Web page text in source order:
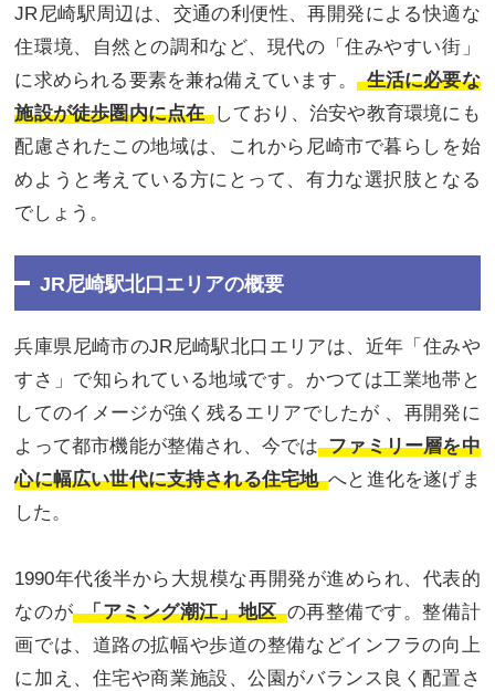
JR尼崎駅周辺は、交通の利便性、再開発による快適な
住環境、自然との調和など、現代の「住みやすい街」
に求められる要素を兼ね備えています。
生活に必要な
施設が徒歩圏内に点在
しており、治安や教育環境にも
配慮されたこの地域は、これから尼崎市で暮らしを始
めようと考えている方にとって、有力な選択肢となる
でしょう。
JR尼崎駅北口エリアの概要
兵庫県尼崎市のJR尼崎駅北口エリアは、近年「住みや
すさ」で知られている地域です。かつては工業地帯と
してのイメージが強く残るエリアでしたが 、再開発に
よって都市機能が整備され、今では ファミリー層を中
心に幅広い世代に支持される住宅地 へと進化を遂げま
した。
1990年代後半から大規模な再開発が進められ、代表的
なのが 「アミング潮江」地区 の再整備です。整備計
画では、道路の拡幅や歩道の整備などインフラの向上
に加え、住宅や商業施設、公園がバランス良く配置さ